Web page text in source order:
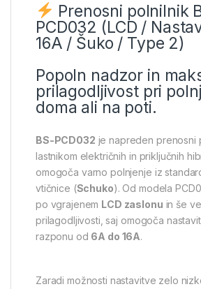
Prenosni polnilnik
PCD032 (LCD /
16A / Šuko / Type 2)
Popoln nadzor in
prilagodljivost pri
doma ali na poti.
BS-PCD032 je napreden prenosni
lastnikom električnih in priključnih
omogoča varno polnjenje iz
vtičnice (Schuko). Od modela
po vgrajenem LCD zaslonu in še
prilagodljivosti, saj omogoča
razponu od 6A do 16A.
Zaradi možnosti nastavitve zelo